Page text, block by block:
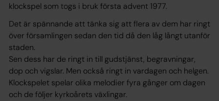
klockspel som togs i bruk första advent 1977.
Det är spännande att tänka sig att flera av dem har ringt
över församlingen sedan den tid då den låg långt utanför
staden.
Sen dess har de ringt in till gudstjänst, begravningar,
dop och vigslar. Men också ringt in vardagen och helgen.
Klockspelet spelar olika melodier fyra gånger om dagen
och de följer kyrkoårets växlingar.